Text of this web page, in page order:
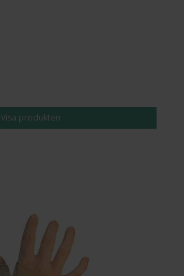
Visa produkten